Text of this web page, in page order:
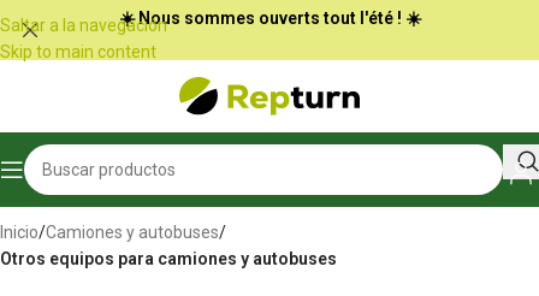
Panel de gestión de cookies
Saltar a la navegación
Skip to main content
☀️ Nous sommes ouverts tout l'été ! ☀️
Inicio/Camiones y autobuses/
Otros equipos para camiones y autobuses